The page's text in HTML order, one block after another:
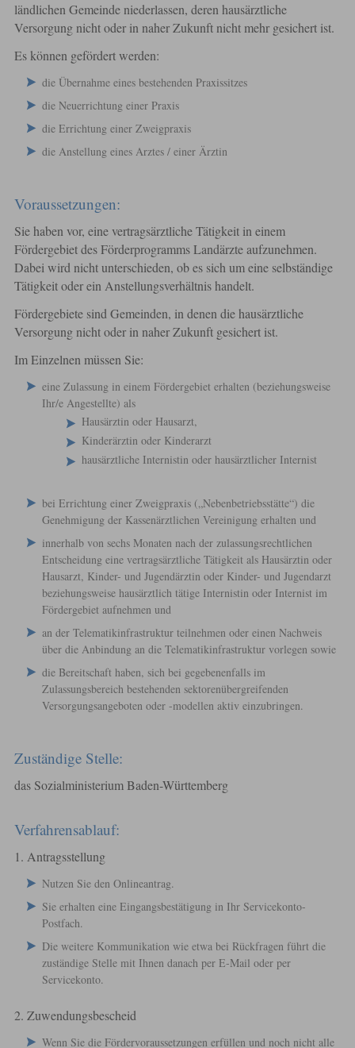
ländlichen Gemeinde niederlassen, deren hausärztliche
Versorgung nicht oder in naher Zukunft nicht mehr gesichert ist.
Es können gefördert werden:
die Übernahme eines bestehenden Praxissitzes
die Neuerrichtung einer Praxis
die Errichtung einer Zweigpraxis
die Anstellung eines Arztes / einer Ärztin
Voraussetzungen:
Sie haben vor, eine vertragsärztliche Tätigkeit in einem
Fördergebiet des Förderprogramms Landärzte aufzunehmen.
Dabei wird nicht unterschieden, ob es sich um eine selbständige
Tätigkeit oder ein Anstellungsverhältnis handelt.
Fördergebiete sind Gemeinden, in denen die hausärztliche
Versorgung nicht oder in naher Zukunft gesichert ist.
Im Einzelnen müssen Sie:
eine Zulassung in einem Fördergebiet erhalten (beziehungsweise
Ihr/e Angestellte) als
Hausärztin oder Hausarzt,
Kinderärztin oder Kinderarzt
hausärztliche Internistin oder hausärztlicher Internist
bei Errichtung einer Zweigpraxis („Nebenbetriebsstätte“) die
Genehmigung der Kassenärztlichen Vereinigung erhalten und
innerhalb von sechs Monaten nach der zulassungsrechtlichen
Entscheidung eine vertragsärztliche Tätigkeit als Hausärztin oder
Hausarzt, Kinder- und Jugendärztin oder Kinder- und Jugendarzt
beziehungsweise hausärztlich tätige Internistin oder Internist im
Fördergebiet aufnehmen und
an der Telematikinfrastruktur teilnehmen oder einen Nachweis
über die Anbindung an die Telematikinfrastruktur vorlegen sowie
die Bereitschaft haben, sich bei gegebenenfalls im
Zulassungsbereich bestehenden sektorenübergreifenden
Versorgungsangeboten oder -modellen aktiv einzubringen.
Zuständige Stelle:
das Sozialministerium Baden-Württemberg
Verfahrensablauf:
1. Antragsstellung
Nutzen Sie den Onlineantrag.
Sie erhalten eine Eingangsbestätigung in Ihr Servicekonto-
Postfach.
Die weitere Kommunikation wie etwa bei Rückfragen führt die
zuständige Stelle mit Ihnen danach per E-Mail oder per
Servicekonto.
2. Zuwendungsbescheid
Wenn Sie die Fördervoraussetzungen erfüllen und noch nicht alle